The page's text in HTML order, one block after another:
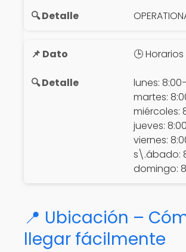
🕒 Horarios
lunes:
martes:
miércoles:
jueves:
viernes:
s\.ábado:
domingo:
📍 Ubicación –
llegar fácilmente